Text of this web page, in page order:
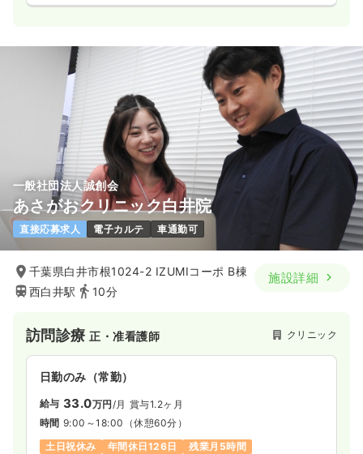
一般社団法人誠創会
あさがおクリニック白井院
直接応募求人 電子カルテ 車通勤可
千葉県白井市根1024-2 IZUMIコーポ B棟
西白井駅
10分
施設詳細
訪問診療正・准看護師 クリニック
日勤のみ（常勤）
給与 33.0万円 /月 賞与1.2ヶ月
時間 9:00～18:00 （休憩60分）
土日祝休み
年間休日126日
残業月5時間